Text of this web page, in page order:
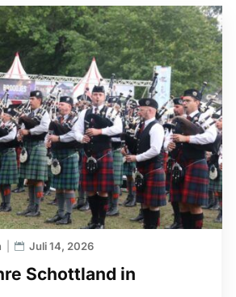
Schottland in
Juli 14, 2026